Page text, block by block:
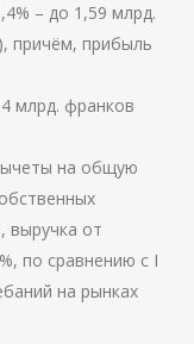
– до 1,59 млрд.
причём, прибыль
млрд. франков
на общую
выручка от
по сравнению с I
на рынках